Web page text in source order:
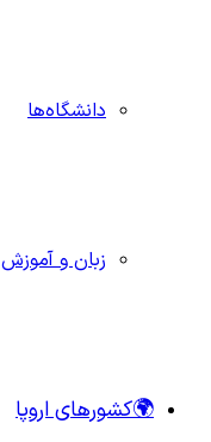
دانشگاه‌ها
زبان و آموزش
🌍کشورهای اروپا